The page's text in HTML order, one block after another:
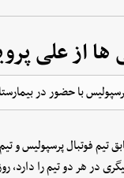
ها از علی
با حضور در
تیم فوتبال پرسپولیس و
در هر دو تیم را